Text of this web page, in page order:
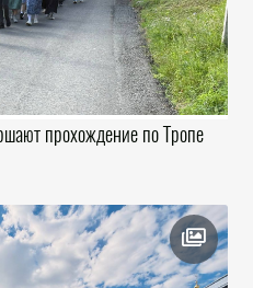
прохождение по Тропе